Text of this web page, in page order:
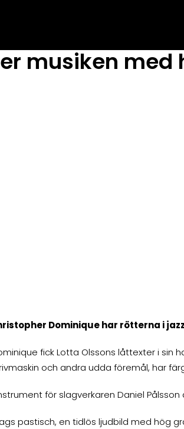
musiken med
Dominique har rötterna i
fick Lotta Olssons låttexter i
och andra udda föremål, har
för slagverkaren Daniel
pastisch, en tidlös ljudbild med hög